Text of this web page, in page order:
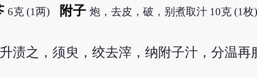
6克 (1两) 附子 炮，去皮，破，别煮取汁 10克 (1枚
渍之，须臾，绞去滓，纳附子汁，分温再